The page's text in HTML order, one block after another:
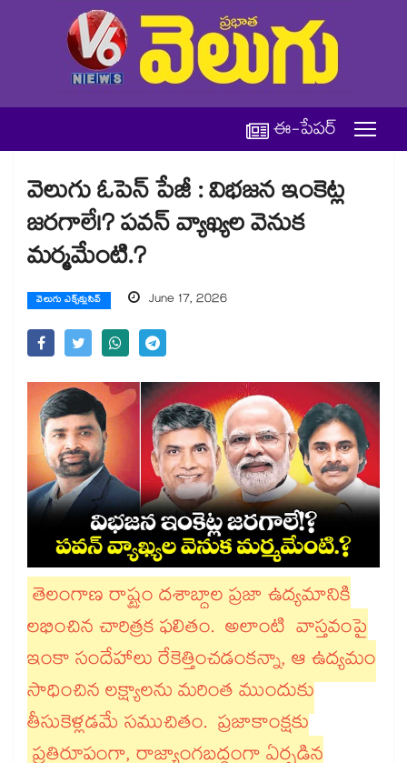
ఈ-పేపర్
వెలుగు ఓపెన్ పేజీ : విభజన ఇంకెట్ల
జరగాలే!? పవన్ వ్యాఖ్యల వెనుక
మర్మమేంటి.?
వెలుగు ఎక్స్‌క్లుసివ్ June 17, 2026
తెలంగాణ రాష్ట్రం దశాబ్దాల ప్రజా ఉద్యమానికి
లభించిన చారిత్రక ఫలితం. అలాంటి వాస్తవంపై
ఇంకా సందేహాలు రేకెత్తించడంకన్నా, ఆ ఉద్యమం
సాధించిన లక్ష్యాలను మరింత ముందుకు
తీసుకెళ్లడమే సముచితం. ప్రజాకాంక్షకు